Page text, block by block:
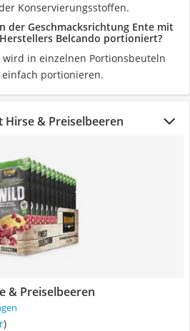
Konservierungsstoffen.
der Geschmacksrichtung Ente mit
Belcando portioniert?
in einzelnen Portionsbeuteln
portionieren.
Hirse & Preiselbeeren
& Preiselbeeren
)